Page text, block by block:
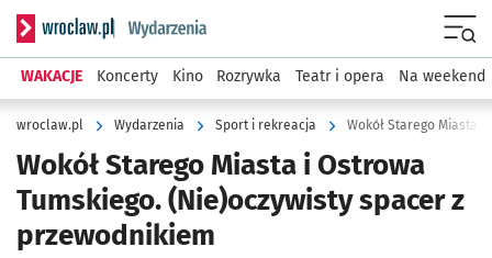
Serwis informacyjny wroclaw.pl podserwis: Wydarzenia
WAKACJE Koncerty Kino Rozrywka Teatr i opera Na weekend
wroclaw.pl Wydarzenia Sport i rekreacja
Wokół Starego Miasta i Ostrowa
Tumskiego. (Nie)oczywisty spacer z
przewodnikiem